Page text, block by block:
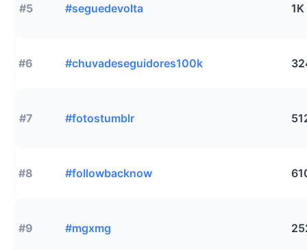
#5 #seguedevolta 1K
#6 #chuvadeseguidores100k
#7 #fotostumblr
#8 #followbacknow
#9 #mgxmg